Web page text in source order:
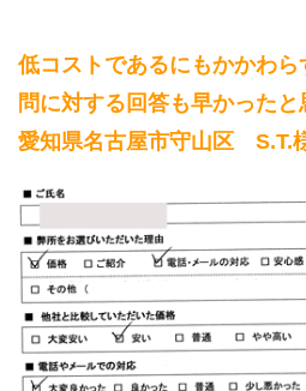
低コストであるにもかかわ
問に対する回答も早かったと
愛知県名古屋市守山区 S.T.